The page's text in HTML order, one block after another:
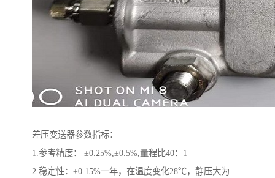
差压变送器参数指标：
1.参考精度： ±0.25%,±0.5%,量程比40：1
2.稳定性：±0.15%一年，在温度变化28℃，静压大为